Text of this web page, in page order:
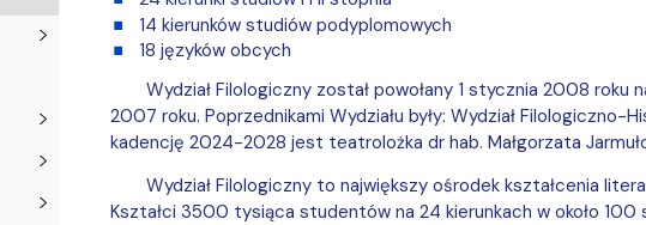
14 kierunków studiów podyplomowych
18 języków obcych
Wydział Filologiczny został powołany 1 stycznia 2008
2007 roku. Poprzednikami Wydziału były: Wydział Filologiczno-
kadencję 2024-2028 jest teatrolożka dr hab. Małgorzata
Wydział Filologiczny to największy ośrodek kształcenia
Kształci 3500 tysiąca studentów na 24 kierunkach w około 100